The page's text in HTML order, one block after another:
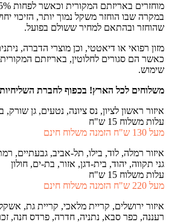
במקרה שבו הוחזר משקל נמוך יותר, הזיכוי
שהוחזר ובהתאם למחיר ששולם בפועל.
מזון רפואי או דיאטטי, וכן מוצרי הדברה,
כאשר הם סגורים לחלוטין, באריזתם
שימוש.
משלוחים לכל הארץ! בכפוף לחברת השליחיות
איזור ראשון לציון, נס ציונה, נטעים, גן
עלות משלוח 15 ש"ח
מעל 130 ש"ח הזמנה משלוח חינם
איזור רמלה, לוד, בילו, תל-אביב, גבעתיים,
גני תקווה, יהוד, בית-דגן, אזור, בת-ים, חולון
עלות משלוח 15 ש"ח
מעל 220 ש"ח הזמנה משלוח חינם
איזור ירושלים, קריית מלאכי, קריית גת,
רעננה, כפר סבא, נתניה, חדרה, פרדס חנה,